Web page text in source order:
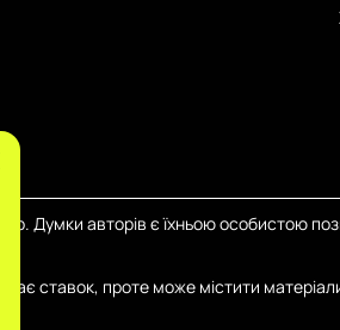
Думки авторів є їхньою особистою
ставок, проте може містити